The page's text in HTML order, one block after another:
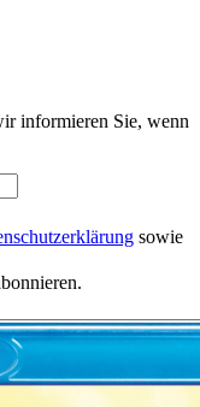
informieren Sie, wenn
sowie